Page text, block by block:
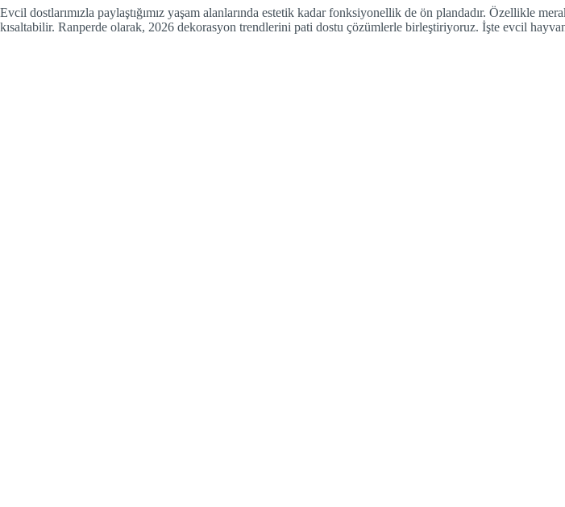
Evcil dostlarımızla paylaştığımız yaşam alanlarında estetik kadar fonksiyonellik de ön plandadır. Özellikle
kısaltabilir. Ranperde olarak, 2026 dekorasyon trendlerini pati dostu çözümlerle birleştiriyoruz. İşte evcil